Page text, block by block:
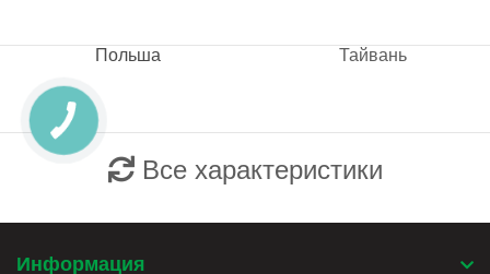
Польша Тайвань
Все характеристики
Информация